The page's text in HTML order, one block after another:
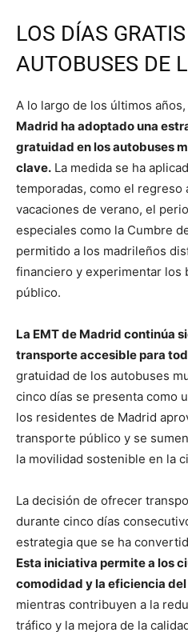
LOS DÍAS
AUTOBUSES DE
A lo largo de los últimos años,
Madrid ha adoptado una
gratuidad en los autobuses
clave. La medida se ha
temporadas, como el regreso
vacaciones de verano, el
especiales como la Cumbre
permitido a los madrileños
financiero y experimentar los
público.
La EMT de Madrid continúa
transporte accesible para
gratuidad de los autobuses
cinco días se presenta como
los residentes de Madrid
transporte público y se
la movilidad sostenible en la
La decisión de ofrecer
durante cinco días
estrategia que se ha
Esta iniciativa permite a los
comodidad y la eficiencia
mientras contribuyen a la
tráfico y la mejora de la